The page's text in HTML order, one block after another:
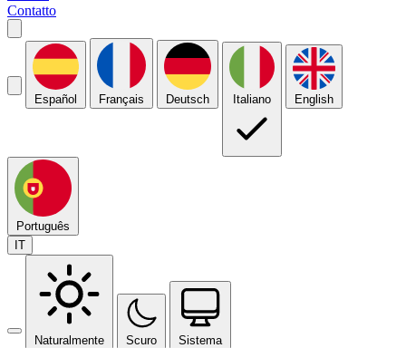
Contatto
Español Français Deutsch Italiano English
Português
IT
Naturalmente Scuro Sistema